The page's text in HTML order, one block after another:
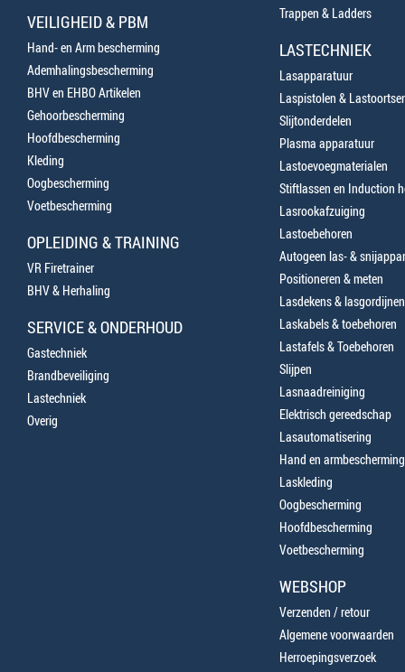
VEILIGHEID & PBM
Hand- en Arm bescherming
Ademhalingsbescherming
BHV en EHBO Artikelen
Gehoorbescherming
Hoofdbescherming
Kleding
Oogbescherming
Voetbescherming
OPLEIDING & TRAINING
VR Firetrainer
BHV & Herhaling
SERVICE & ONDERHOUD
Gastechniek
Brandbeveiliging
Lastechniek
Overig
Trappen & Ladders
LASTECHNIEK
Lasapparatuur
Laspistolen &
Slijtonderdelen
Plasma apparatuur
Lastoevoegmaterialen
Stiftlassen en Induction
Lasrookafzuiging
Lastoebehoren
Autogeen las- &
Positioneren & meten
Lasdekens & lasgordijnen
Laskabels & toebehoren
Lastafels & Toebehoren
Slijpen
Lasnaadreiniging
Elektrisch gereedschap
Lasautomatisering
Hand en armbescherming
Laskleding
Oogbescherming
Hoofdbescherming
Voetbescherming
WEBSHOP
Verzenden / retour
Algemene voorwaarden
Herroepingsverzoek